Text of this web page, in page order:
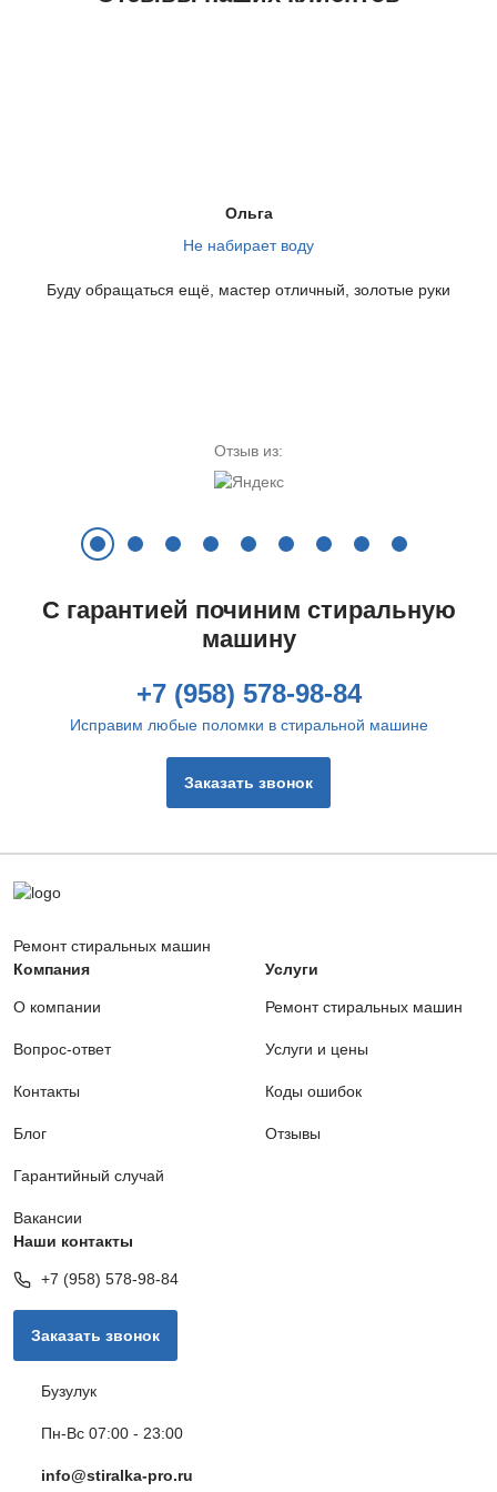
(помпа). Эта проблема
случаев, когда машинка
Стиральную машинку
характерный стук во время
Цена ремонта:
от 790 руб.
Не греет воду
Цена ремонта:
Шумит
Цена ремонта:
Ольга
Не набирает воду
Буду обращаться ещё, мастер отличный, золотые руки
Отзыв из:
С гарантией починим стиральную
машину
+7 (958) 578-98-84
Исправим любые поломки в стиральной машине
Заказать звонок
Ремонт стиральных машин
Компания
О компании
Вопрос-ответ
Контакты
Блог
Гарантийный случай
Вакансии
Услуги
Ремонт стиральных машин
Услуги и цены
Коды ошибок
Отзывы
Наши контакты
+7 (958) 578-98-84
Заказать звонок
Бузулук
Пн-Вс 07:00 - 23:00
info@stiralka-pro.ru